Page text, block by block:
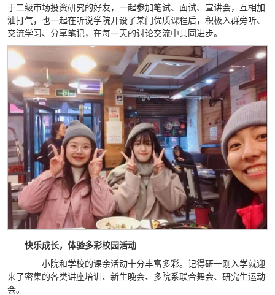
于二级市场投资研究的好友，一起参加笔试、面试、宣讲会，互相加
油打气，也一起在听说学院开设了某门优质课程后，积极入群旁听、
交流学习、分享笔记，在每一天的讨论交流中共同进步。
快乐成长，体验多彩校园活动
小院和学校的课余活动十分丰富多彩。记得研一刚入学就迎
来了密集的各类讲座培训、新生晚会、多院系联合舞会、研究生运动
会。